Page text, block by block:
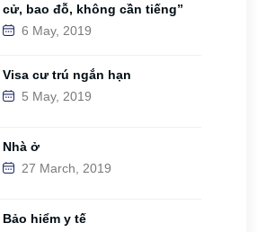
cử, bao đỗ, không cần tiếng”
6 May, 2019
Visa cư trú ngắn hạn
5 May, 2019
Nhà ở
27 March, 2019
Bảo hiểm y tế